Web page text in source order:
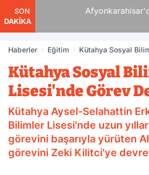
SON
DAKİKA
Afyonkarahisar'da
Haberler Eğitim
Kütahya Sosyal
Kütahya Sosyal
Lisesi'nde Görev
Kütahya Aysel-Selahattin
Bilimler Lisesi'nde uzun
görevini başarıyla yürüten
görevini Zeki Kilitci'ye